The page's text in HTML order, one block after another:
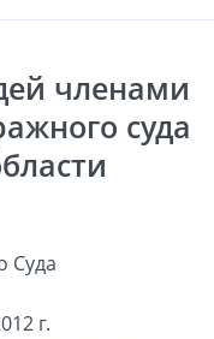
членами
суда
Суда
г.